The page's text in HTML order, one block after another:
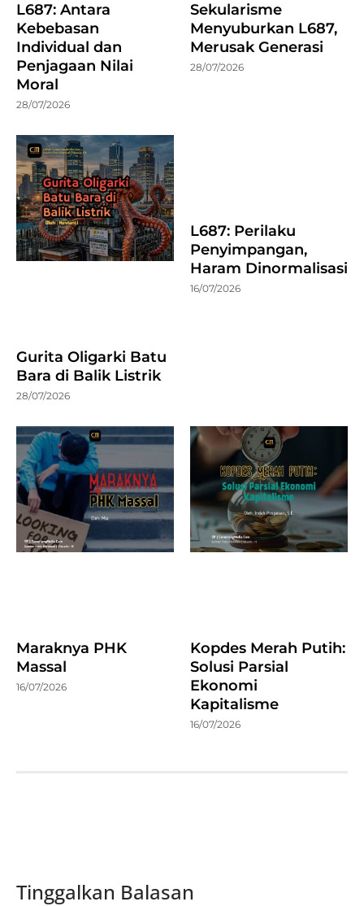
L687: Antara
Kebebasan
Individual dan
Penjagaan Nilai
Moral
28/07/2026
Sekularisme
Menyuburkan L687,
Merusak Generasi
28/07/2026
Gurita Oligarki Batu
Bara di Balik Listrik
28/07/2026
L687: Perilaku
Penyimpangan,
Haram Dinormalisasi
16/07/2026
Maraknya PHK
Massal
16/07/2026
Kopdes Merah Putih:
Solusi Parsial
Ekonomi
Kapitalisme
16/07/2026
Tinggalkan Balasan